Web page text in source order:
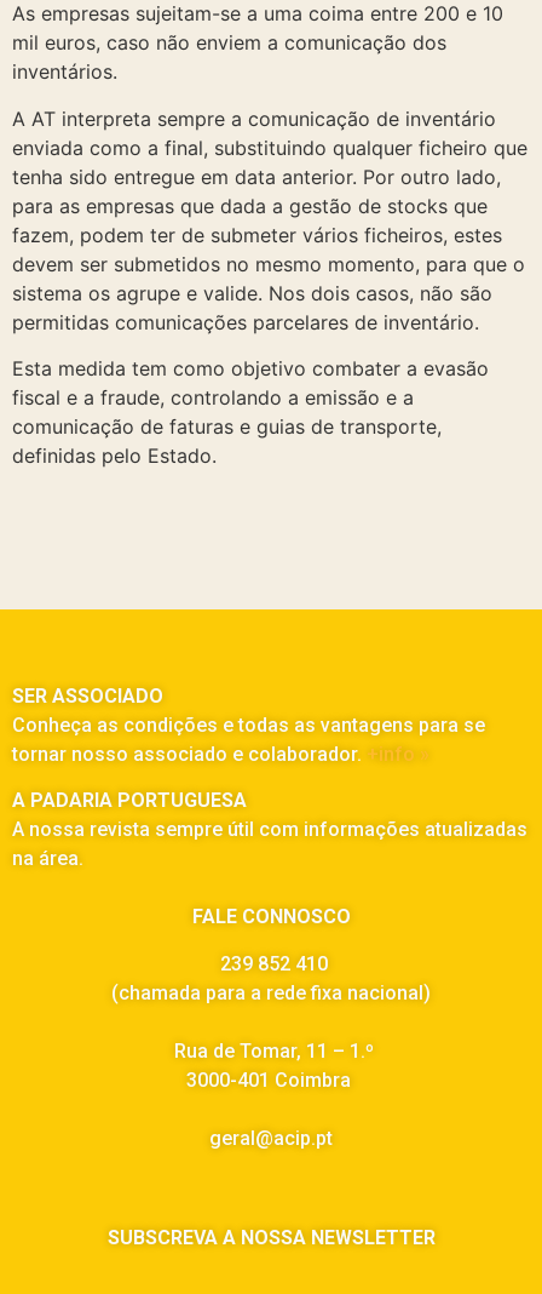
As empresas sujeitam-se a uma coima entre 200 e 10
mil euros, caso não enviem a comunicação dos
inventários.
A AT interpreta sempre a comunicação de inventário
enviada como a final, substituindo qualquer ficheiro que
tenha sido entregue em data anterior. Por outro lado,
para as empresas que dada a gestão de stocks que
fazem, podem ter de submeter vários ficheiros, estes
devem ser submetidos no mesmo momento, para que o
sistema os agrupe e valide. Nos dois casos, não são
permitidas comunicações parcelares de inventário.
Esta medida tem como objetivo combater a evasão
fiscal e a fraude, controlando a emissão e a
comunicação de faturas e guias de transporte,
definidas pelo Estado.
SER ASSOCIADO
Conheça as condições e todas as vantagens para se
tornar nosso associado e colaborador. +info »
A PADARIA PORTUGUESA
A nossa revista sempre útil com informações atualizadas
na área.
FALE CONNOSCO
239 852 410
(chamada para a rede fixa nacional)
Rua de Tomar, 11 – 1.º
3000-401 Coimbra
geral@acip.pt
SUBSCREVA A NOSSA NEWSLETTER